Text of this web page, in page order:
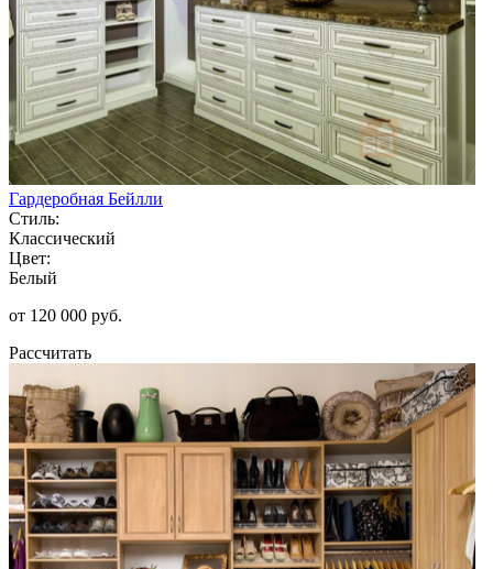
Гардеробная Бейлли
Стиль:
Классический
Цвет:
Белый
от 120 000 руб.
Рассчитать